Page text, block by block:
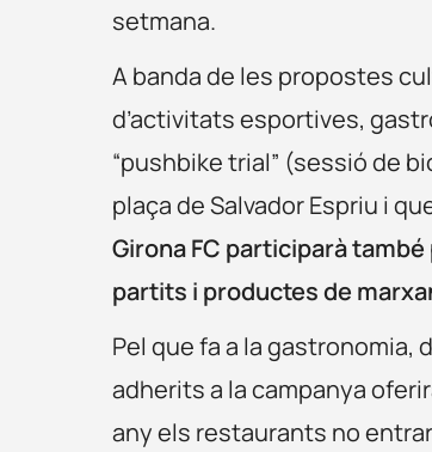
setmana.
A banda de les propostes
d’activitats esportives,
“pushbike trial” (sessió de
plaça de Salvador Espriu i
Girona FC participarà
partits i productes de
Pel que fa a la
adherits a la campanya
any els restaurants no